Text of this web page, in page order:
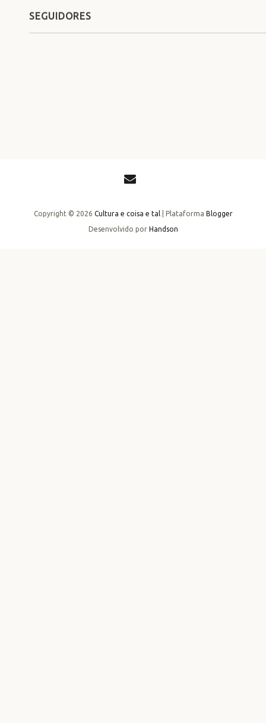
SEGUIDORES
Copyright © 2026 Cultura e coisa e tal| Plataforma Blogger
Desenvolvido por Handson